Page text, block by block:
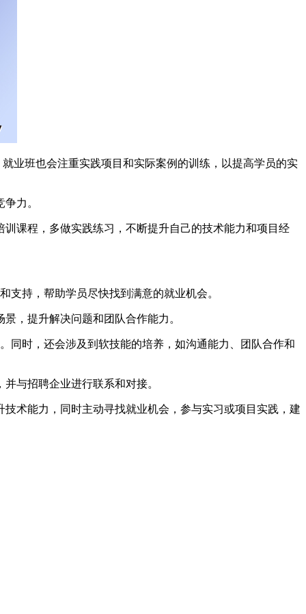
业班也会注重实践项目和实际案例的训练，以提高学员的实
力。
课程，多做实践练习，不断提升自己的技术能力和项目经
支持，帮助学员尽快找到满意的就业机会。
，提升解决问题和团队合作能力。
同时，还会涉及到软技能的培养，如沟通能力、团队合作和
与招聘企业进行联系和对接。
术能力，同时主动寻找就业机会，参与实习或项目实践，建